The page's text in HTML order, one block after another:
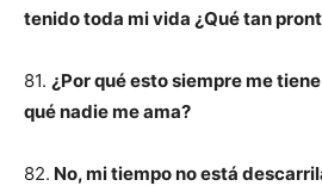
tenido toda mi vida ¿Qué tan
81. ¿Por qué esto siempre me
qué nadie me ama?
82. No, mi tiempo no está